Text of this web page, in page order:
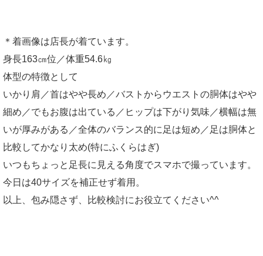
＊着画像は店長が着ています。
身長163㎝位／体重54.6㎏
体型の特徴として
いかり肩／首はやや長め／バストからウエストの胴体はやや
細め／でもお腹は出ている／ヒップは下がり気味／横幅は無
いが厚みがある／全体のバランス的に足は短め／足は胴体と
比較してかなり太め(特にふくらはぎ)
いつもちょっと足長に見える角度でスマホで撮っています。
今日は40サイズを補正せず着用。
以上、包み隠さず、比較検討にお役立てください^^